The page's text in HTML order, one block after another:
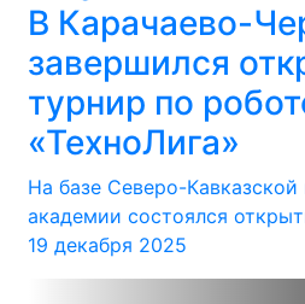
В Карачаево-
завершился
турнир по
«ТехноЛига»
На базе Северо-Кавказской
академии состоялся
19 декабря 2025